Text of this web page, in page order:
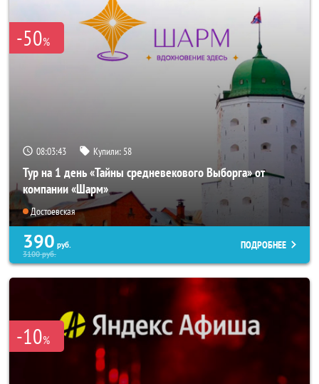
-50%
08:03:42 Купили: 58
Тур на 1 день «Тайны средневекового Выборга» от
компании «Шарм»
Достоевская
390 руб.
3100руб.
ПОДРОБНЕЕ
-10%